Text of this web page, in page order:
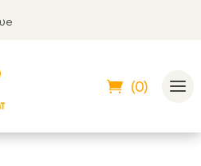
(0)